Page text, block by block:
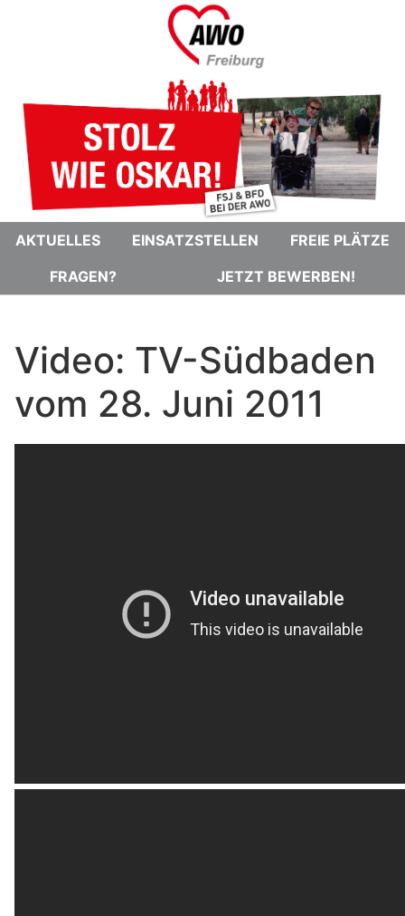
AKTUELLES EINSATZSTELLEN
FREIE PLÄTZE
FRAGEN?
JETZT BEWERBEN!
Video: TV-Südbaden
vom 28. Juni 2011